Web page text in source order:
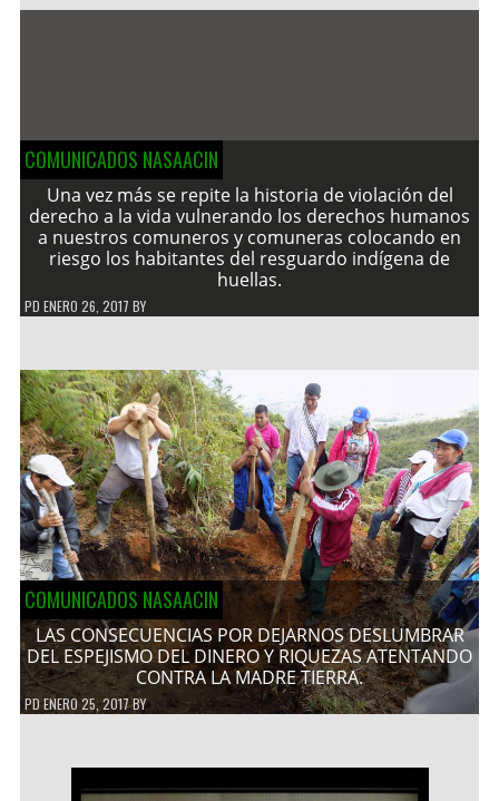
COMUNICADOS NASAACIN
Una vez más se repite la historia de violación del
derecho a la vida vulnerando los derechos humanos
a nuestros comuneros y comuneras colocando en
riesgo los habitantes del resguardo indígena de
huellas.
PD ENERO 26, 2017 BY
COMUNICADOS NASAACIN
LAS CONSECUENCIAS POR DEJARNOS DESLUMBRAR
DEL ESPEJISMO DEL DINERO Y RIQUEZAS ATENTANDO
CONTRA LA MADRE TIERRA.
PDENERO 25, 2017BY